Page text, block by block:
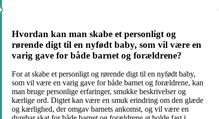
Hvordan kan man skabe et personligt og
rørende digt til en nyfødt baby, som vil være en
varig gave for både barnet og forældrene?
For at skabe et personligt og rørende digt til en nyfødt baby,
som vil være en varig gave for både barnet og forældrene, kan
man bruge personlige erfaringer, smukke beskrivelser og
kærlige ord. Digtet kan være en smuk erindring om den glæde
og kærlighed, der omgav barnets ankomst, og vil være en